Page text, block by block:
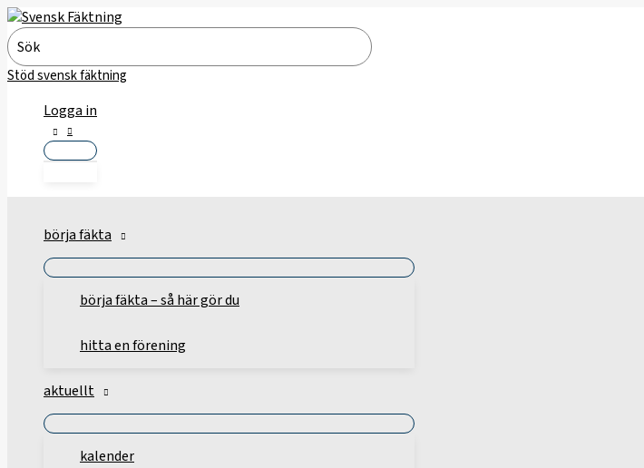
Hoppa
till
innehåll
Search
for:
Stöd svensk fäktning
Logga in
börja fäkta
börja fäkta – så här gör du
hitta en förening
aktuellt
kalender